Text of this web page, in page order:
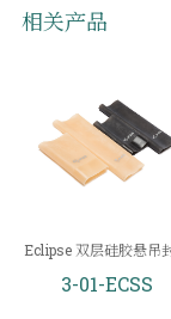
相关产品
Eclipse 双层硅胶悬吊
3-01-ECSS